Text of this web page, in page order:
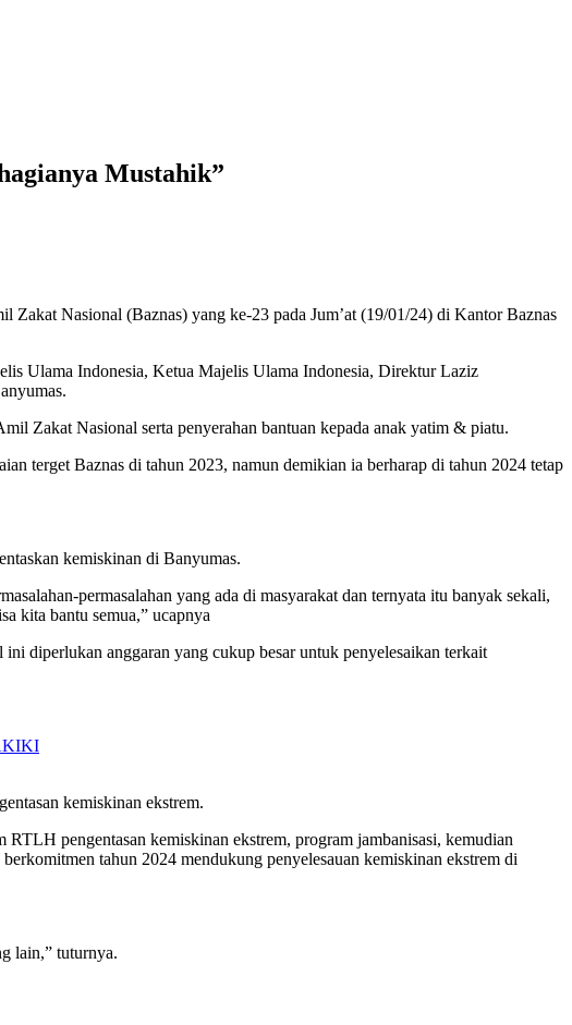
Mustahik”
Nasional (Baznas) yang ke-23 pada Jum’at (19/01/24) di Kantor Baznas
Ulama Indonesia, Ketua Majelis Ulama Indonesia, Direktur Laziz
Zakat Nasional serta penyerahan bantuan kepada anak yatim & piatu.
terget Baznas di tahun 2023, namun demikian ia berharap di tahun 2024 tetap
kemiskinan di Banyumas.
permasalahan yang ada di masyarakat dan ternyata itu banyak sekali,
kita bantu semua,” ucapnya
diperlukan anggaran yang cukup besar untuk penyelesaikan terkait
kemiskinan ekstrem.
pengentasan kemiskinan ekstrem, program jambanisasi, kemudian
tahun 2024 mendukung penyelesauan kemiskinan ekstrem di
lain,” tuturnya.